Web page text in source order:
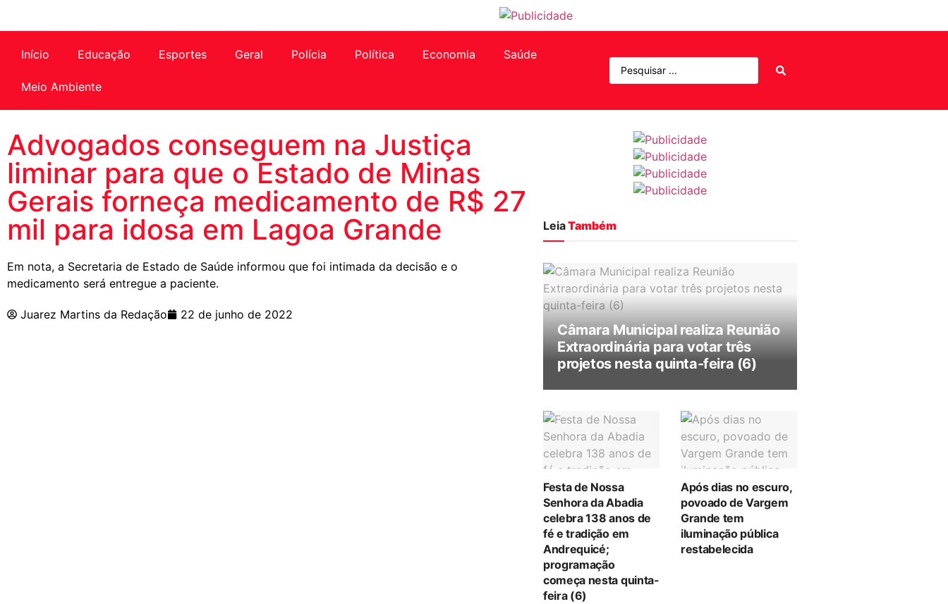
Início Educação Esportes Geral Polícia Política Economia Saúde
Meio Ambiente
Advogados conseguem na Justiça
liminar para que o Estado de Minas
Gerais forneça medicamento de R$ 27
mil para idosa em Lagoa Grande
Em nota, a Secretaria de Estado de Saúde informou que foi intimada da decisão e o
medicamento será entregue a paciente.
Juarez Martins da Redação 22 de junho de 2022
LeiaTambém
Câmara Municipal realiza Reunião
Extraordinária para votar três
projetos nesta quinta-feira (6)
Festa de Nossa
Senhora da Abadia
celebra 138 anos de
fé e tradição em
Andrequicé;
programação
começa nesta quinta-
feira (6)
Após dias no escuro,
povoado de Vargem
Grande tem
iluminação pública
restabelecida